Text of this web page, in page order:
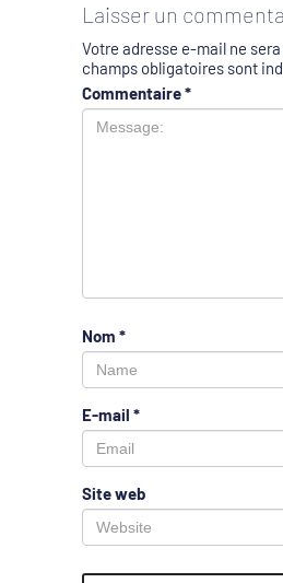
Laisser un
Votre adresse e-mail ne
champs obligatoires sont
Commentaire*
Nom *
E-mail *
Site web